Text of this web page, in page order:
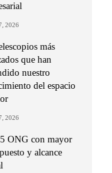
2026
más
que han
nuestro
del espacio
2026
ONG con mayor
y alcance